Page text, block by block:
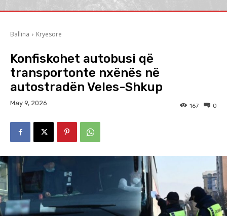
Ballina Kryesore
Konfiskohet autobusi që
transportonte nxënës në
autostradën Veles-Shkup
May 9, 2026 0
167